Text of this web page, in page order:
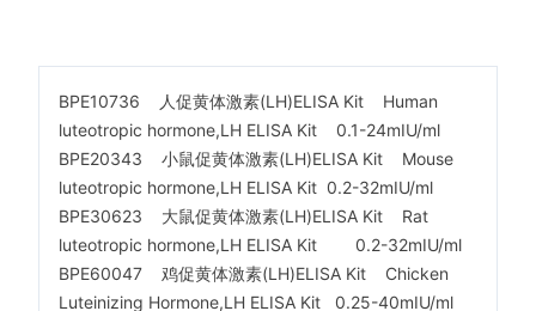
BPE10736 人促黄体激素(LH)ELISA Kit Human
luteotropic hormone,LH ELISA Kit 0.1-24mIU/ml
BPE20343 小鼠促黄体激素(LH)ELISA Kit Mouse
luteotropic hormone,LH ELISA Kit 0.2-32mIU/ml
BPE30623 大鼠促黄体激素(LH)ELISA Kit Rat
luteotropic hormone,LH ELISA Kit 0.2-32mIU/ml
BPE60047 鸡促黄体激素(LH)ELISA Kit Chicken
Luteinizing Hormone,LH ELISA Kit 0.25-40mIU/ml